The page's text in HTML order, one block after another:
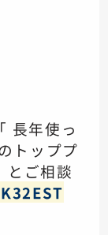
長年使っ
トッププ
とご相談